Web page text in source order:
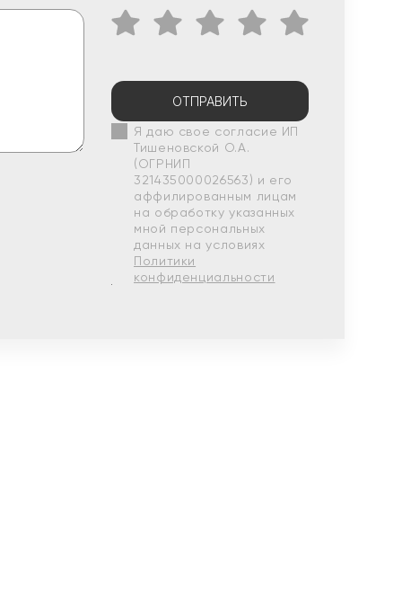
ОТПРАВИТЬ
Я даю свое согласие ИП
Тишеновской О.А.
(ОГРНИП
321435000026563) и его
аффилированным лицам
на обработку указанных
мной персональных
данных на условиях
Политики
конфиденциальности